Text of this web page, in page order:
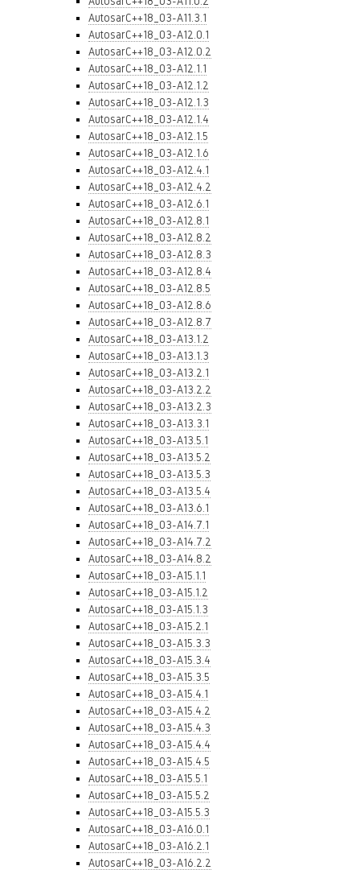
AutosarC++18_03-A11.3.1
AutosarC++18_03-A12.0.1
AutosarC++18_03-A12.0.2
AutosarC++18_03-A12.1.1
AutosarC++18_03-A12.1.2
AutosarC++18_03-A12.1.3
AutosarC++18_03-A12.1.4
AutosarC++18_03-A12.1.5
AutosarC++18_03-A12.1.6
AutosarC++18_03-A12.4.1
AutosarC++18_03-A12.4.2
AutosarC++18_03-A12.6.1
AutosarC++18_03-A12.8.1
AutosarC++18_03-A12.8.2
AutosarC++18_03-A12.8.3
AutosarC++18_03-A12.8.4
AutosarC++18_03-A12.8.5
AutosarC++18_03-A12.8.6
AutosarC++18_03-A12.8.7
AutosarC++18_03-A13.1.2
AutosarC++18_03-A13.1.3
AutosarC++18_03-A13.2.1
AutosarC++18_03-A13.2.2
AutosarC++18_03-A13.2.3
AutosarC++18_03-A13.3.1
AutosarC++18_03-A13.5.1
AutosarC++18_03-A13.5.2
AutosarC++18_03-A13.5.3
AutosarC++18_03-A13.5.4
AutosarC++18_03-A13.6.1
AutosarC++18_03-A14.7.1
AutosarC++18_03-A14.7.2
AutosarC++18_03-A14.8.2
AutosarC++18_03-A15.1.1
AutosarC++18_03-A15.1.2
AutosarC++18_03-A15.1.3
AutosarC++18_03-A15.2.1
AutosarC++18_03-A15.3.3
AutosarC++18_03-A15.3.4
AutosarC++18_03-A15.3.5
AutosarC++18_03-A15.4.1
AutosarC++18_03-A15.4.2
AutosarC++18_03-A15.4.3
AutosarC++18_03-A15.4.4
AutosarC++18_03-A15.4.5
AutosarC++18_03-A15.5.1
AutosarC++18_03-A15.5.2
AutosarC++18_03-A15.5.3
AutosarC++18_03-A16.0.1
AutosarC++18_03-A16.2.1
AutosarC++18_03-A16.2.2